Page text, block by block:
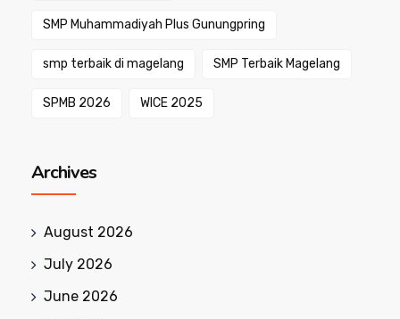
SMP Muhammadiyah Plus Gunungpring
smp terbaik di magelang SMP Terbaik Magelang
SPMB 2026 WICE 2025
Archives
August 2026
July 2026
June 2026